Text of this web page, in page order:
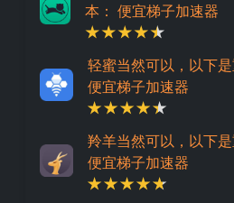
本： 便宜梯子加速器
轻蜜当然可以，以下
便宜梯子加速器
羚羊当然可以，以下
便宜梯子加速器